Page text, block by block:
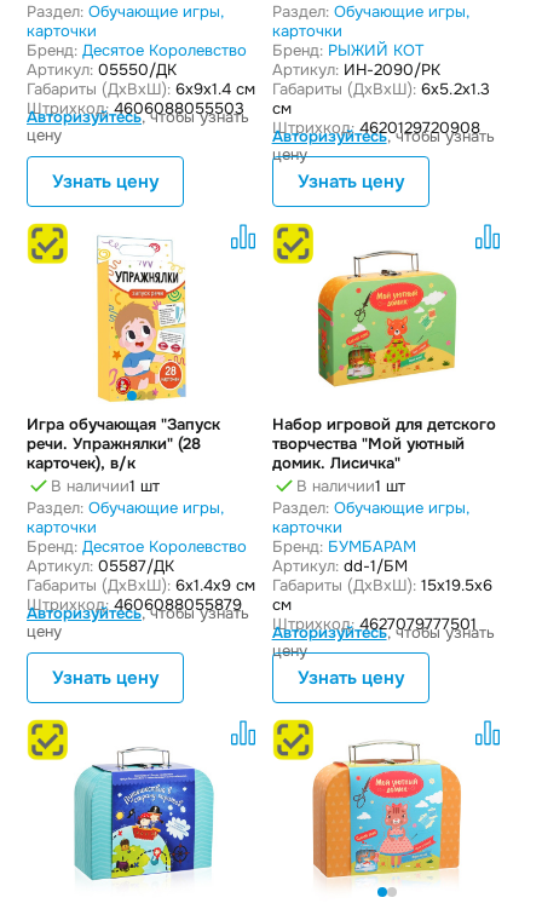
Раздел: Обучающие игры,
карточки
Бренд: Десятое Королевство
Артикул: 05550/ДК
Габариты (ДxВxШ): 6x9x1.4 см
Штрихкод: 4606088055503
Авторизуйтесь, чтобы узнать
цену
Узнать цену
Раздел: Обучающие игры,
карточки
Бренд: РЫЖИЙ КОТ
Артикул:ИН-2090/РК
Габариты (ДxВxШ):6x5.2x1.3
см
Штрихкод:4620129720908
Авторизуйтесь, чтобы узнать
цену
Узнать цену
Игра обучающая "Запуск
речи. Упражнялки" (28
карточек), в/к
В наличии1 шт
Раздел: Обучающие игры,
карточки
Бренд: Десятое Королевство
Артикул: 05587/ДК
Габариты (ДxВxШ): 6x1.4x9 см
Штрихкод: 4606088055879
Авторизуйтесь, чтобы узнать
цену
Узнать цену
Набор игровой для детского
творчества "Мой уютный
домик. Лисичка"
В наличии1 шт
Раздел: Обучающие игры,
карточки
Бренд: БУМБАРАМ
Артикул:dd-1/БМ
Габариты (ДxВxШ):15x19.5x6
см
Штрихкод:4627079777501
Авторизуйтесь, чтобы узнать
цену
Узнать цену